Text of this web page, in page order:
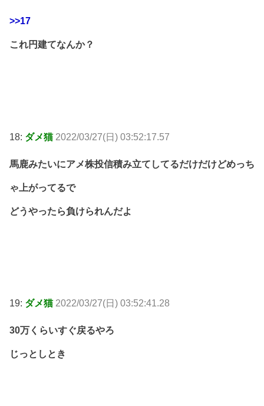
>>17
これ円建てなんか？
18: ダメ猫 2022/03/27(日) 03:52:17.57
馬鹿みたいにアメ株投信積み立てしてるだけだけどめっち
ゃ上がってるで
どうやったら負けられんだよ
19: ダメ猫 2022/03/27(日) 03:52:41.28
30万くらいすぐ戻るやろ
じっとしとき